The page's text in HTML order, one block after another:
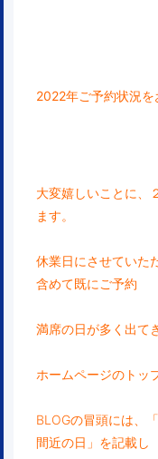
2022年ご予約状況を
大変嬉しいことに、
ます。
休業日にさせていた
含めて既にご予約
満席の日が多く出て
ホームページのトッ
BLOGの冒頭には、
間近の日」を記載し